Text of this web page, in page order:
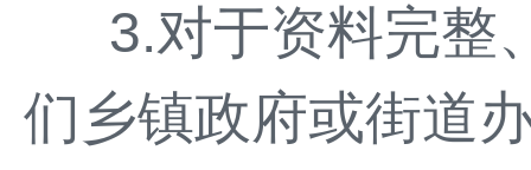
3.对于资料完整
们乡镇政府或街道